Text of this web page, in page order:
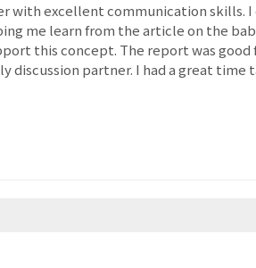
with excellent communication skills.
me learn from the article on the
this concept. The report was good
discussion partner. I had a great time